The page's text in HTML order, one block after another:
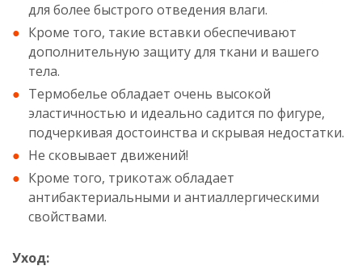
для более быстрого отведения влаги.
Кроме того, такие вставки обеспечивают
дополнительную защиту для ткани и вашего
тела.
Термобелье обладает очень высокой
эластичностью и идеально садится по фигуре,
подчеркивая достоинства и скрывая недостатки.
Не сковывает движений!
Кроме того, трикотаж обладает
антибактериальными и антиаллергическими
свойствами.
Уход: